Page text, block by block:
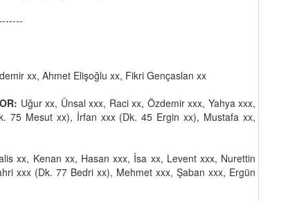
xx, Ahmet Elişoğlu xx, Fikri Gençaslan xx
Uğur xx, Ünsal xxx, Raci xx, Özdemir xxx, Yahya xxx,
75 Mesut xx), İrfan xxx (Dk. 45 Ergin xx), Mustafa xx,
xx, Kenan xx, Hasan xxx, İsa xx, Levent xxx, Nurettin
xxx (Dk. 77 Bedri xx), Mehmet xxx, Şaban xxx, Ergün